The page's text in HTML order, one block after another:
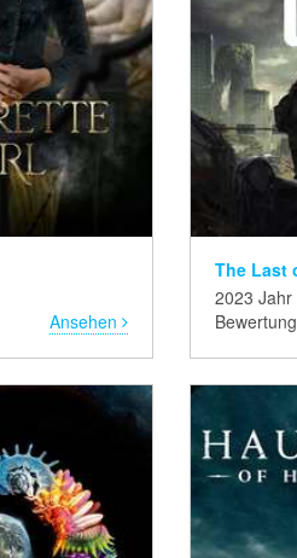
Ansehen
The Last
2023 Jahr